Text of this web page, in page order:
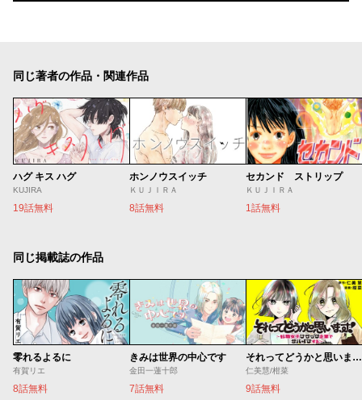
同じ著者の作品・関連作品
ハグ キス ハグ
KUJIRA
19話無料
ホンノウスイッチ
ＫＵＪＩＲＡ
8話無料
セカンド ストリップ
ＫＵＪＩＲＡ
1話無料
同じ掲載誌の作品
零れるよるに
有賀リエ
8話無料
きみは世界の中心です
金田一蓮十郎
7話無料
それってどうかと思います！～転職女子、ブラック企業でサバイブする。～
仁美慧/柑菜
9話無料